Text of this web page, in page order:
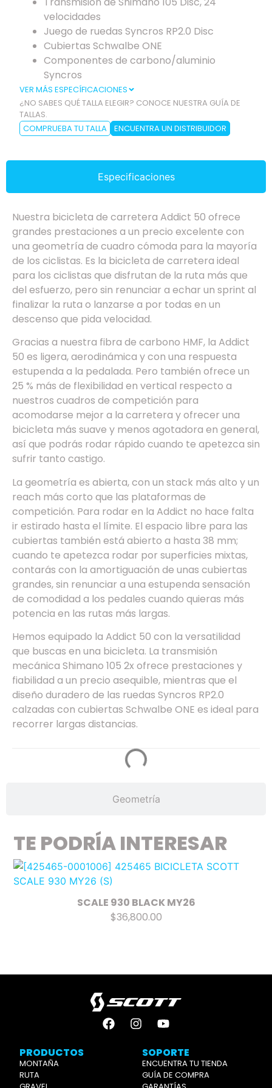
velocidades
Juego de ruedas Syncros RP2.0 Disc
Cubiertas Schwalbe ONE
Componentes de carbono/aluminio
Syncros
VER MÁS ESPECÍFICACIONES
¿NO SABES QUÉ TALLA ELEGIR? CONOCE NUESTRA GUÍA DE
TALLAS.
COMPRUEBA TU TALLA
ENCUENTRA UN DISTRIBUIDOR
Especificaciones
Geometría
Nuestra bicicleta de carretera Addict 50 ofrece
grandes prestaciones a un precio excelente con
una geometría de cuadro cómoda para la mayoría
de los ciclistas. Es la bicicleta de carretera ideal
para los ciclistas que disfrutan de la ruta más que
del esfuerzo, pero sin renunciar a echar un sprint al
finalizar la ruta o lanzarse a por todas en un
descenso que pida velocidad.
Gracias a nuestra fibra de carbono HMF, la Addict
50 es ligera, aerodinámica y con una respuesta
estupenda a la pedalada. Pero también ofrece un
25 % más de flexibilidad en vertical respecto a
nuestros cuadros de competición para
acomodarse mejor a la carretera y ofrecer una
bicicleta más suave y menos agotadora en general,
así que podrás rodar rápido cuando te apetezca sin
sufrir tanto castigo.
La geometría es abierta, con un stack más alto y un
reach más corto que las plataformas de
competición. Para rodar en la Addict no hace falta
ir estirado hasta el límite. El espacio libre para las
cubiertas también está abierto a hasta 38 mm;
cuando te apetezca rodar por superficies mixtas,
contarás con la amortiguación de unas cubiertas
grandes, sin renunciar a una estupenda sensación
de comodidad a los pedales cuando quieras más
potencia en las rutas más largas.
Hemos equipado la Addict 50 con la versatilidad
que buscas en una bicicleta. La transmisión
mecánica Shimano 105 2x ofrece prestaciones y
fiabilidad a un precio asequible, mientras que el
diseño duradero de las ruedas Syncros RP2.0
calzadas con cubiertas Schwalbe ONE es ideal para
recorrer largas distancias.
TE PODRÍA INTERESAR
SCALE 930 BLACK MY26
$36,800.00
PRODUCTOS
MONTAÑA
RUTA
SOPORTE
ENCUENTRA TU TIENDA
GUÍA DE COMPRA